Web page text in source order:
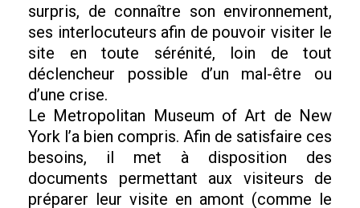
surpris, de connaître son environnement,
ses interlocuteurs afin de pouvoir visiter le
site en toute sérénité, loin de tout
déclencheur possible d’un mal-être ou
d’une crise.
Le Metropolitan Museum of Art de New
York l’a bien compris. Afin de satisfaire ces
besoins, il met à disposition des
documents permettant aux visiteurs de
préparer leur visite en amont (comme le